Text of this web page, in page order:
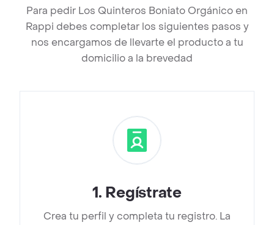
Para pedir Los Quinteros Boniato Orgánico en
Rappi debes completar los siguientes pasos y
nos encargamos de llevarte el producto a tu
domicilio a la brevedad
1. Regístrate
Crea tu perfil y completa tu registro. La